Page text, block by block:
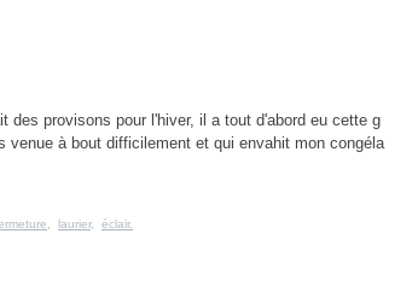
des provisons pour l'hiver, il a tout d'abord eu cette g
à bout difficilement et qui envahit mon congéla
laurier, éclair.